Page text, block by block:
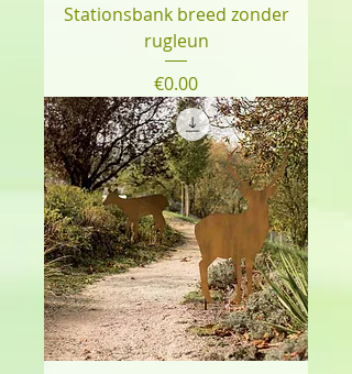
Stationsbank breed zonder
rugleun
Price
€0.00